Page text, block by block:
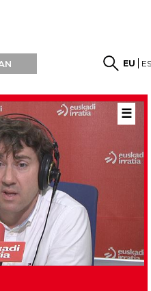
EU
☰